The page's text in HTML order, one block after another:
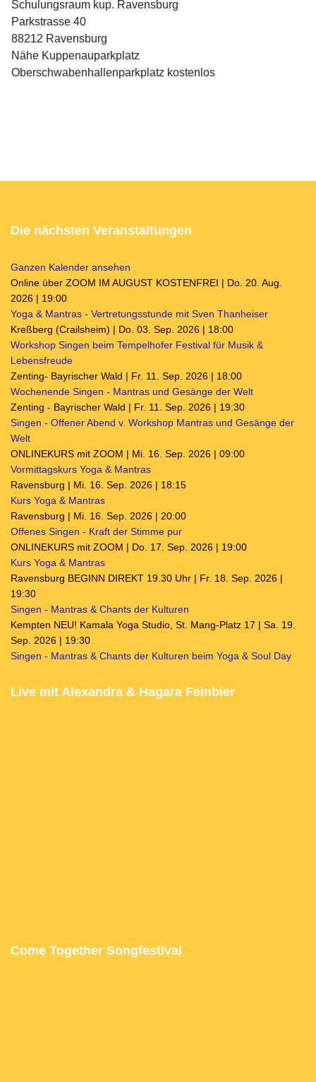
Schulungsraum kup. Ravensburg
Parkstrasse 40
88212 Ravensburg
Nähe Kuppenauparkplatz
Oberschwabenhallenparkplatz kostenlos
Die nächsten Veranstaltungen
Ganzen Kalender ansehen
Online über ZOOM IM AUGUST KOSTENFREI | Do. 20. Aug.
2026 | 19:00
Yoga & Mantras - Vertretungsstunde mit Sven Thanheiser
Kreßberg (Crailsheim) | Do. 03. Sep. 2026 | 18:00
Workshop Singen beim Tempelhofer Festival für Musik &
Lebensfreude
Zenting- Bayrischer Wald | Fr. 11. Sep. 2026 | 18:00
Wochenende Singen - Mantras und Gesänge der Welt
Zenting - Bayrischer Wald | Fr. 11. Sep. 2026 | 19:30
Singen - Offener Abend v. Workshop Mantras und Gesänge der
Welt
ONLINEKURS mit ZOOM | Mi. 16. Sep. 2026 | 09:00
Vormittagskurs Yoga & Mantras
Ravensburg | Mi. 16. Sep. 2026 | 18:15
Kurs Yoga & Mantras
Ravensburg | Mi. 16. Sep. 2026 | 20:00
Offenes Singen - Kraft der Stimme pur
ONLINEKURS mit ZOOM | Do. 17. Sep. 2026 | 19:00
Kurs Yoga & Mantras
Ravensburg BEGINN DIREKT 19.30 Uhr | Fr. 18. Sep. 2026 |
19:30
Singen - Mantras & Chants der Kulturen
Kempten NEU! Kamala Yoga Studio, St. Mang-Platz 17 | Sa. 19.
Sep. 2026 | 19:30
Singen - Mantras & Chants der Kulturen beim Yoga & Soul Day
Live mit Alexandra & Hagara Feinbier
Come Together Songfestival